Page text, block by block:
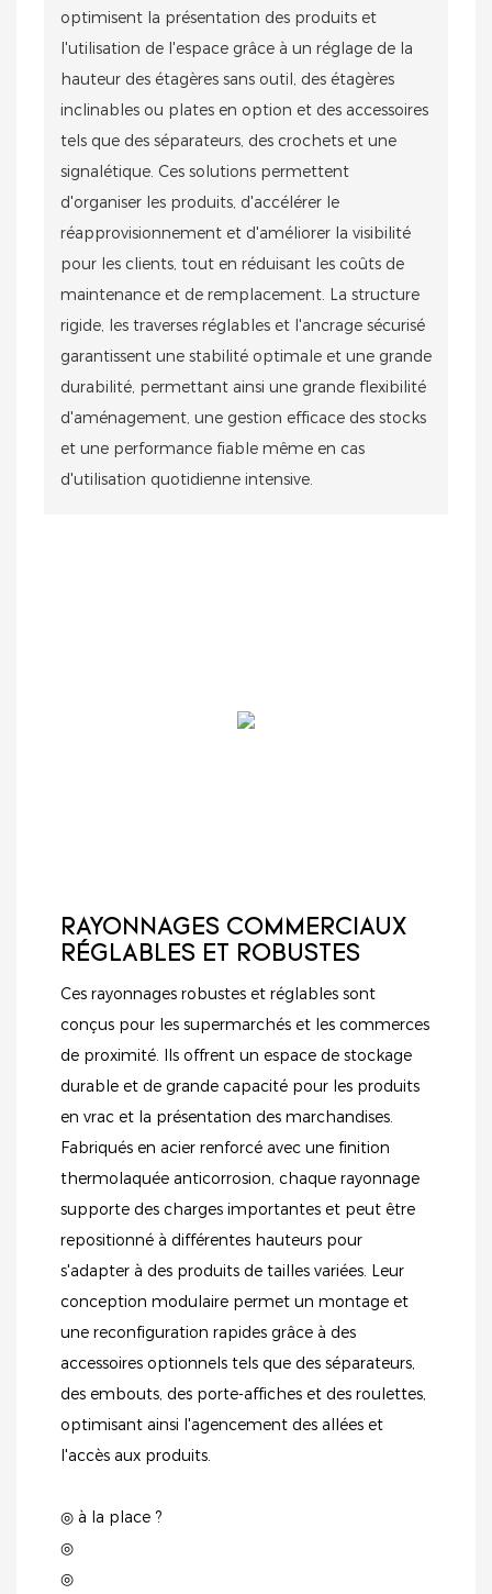
optimisent la présentation des produits et
l'utilisation de l'espace grâce à un réglage de la
hauteur des étagères sans outil, des étagères
inclinables ou plates en option et des accessoires
tels que des séparateurs, des crochets et une
signalétique. Ces solutions permettent
d'organiser les produits, d'accélérer le
réapprovisionnement et d'améliorer la visibilité
pour les clients, tout en réduisant les coûts de
maintenance et de remplacement. La structure
rigide, les traverses réglables et l'ancrage sécurisé
garantissent une stabilité optimale et une grande
durabilité, permettant ainsi une grande flexibilité
d'aménagement, une gestion efficace des stocks
et une performance fiable même en cas
d'utilisation quotidienne intensive.
RAYONNAGES COMMERCIAUX
RÉGLABLES ET ROBUSTES
Ces rayonnages robustes et réglables sont
conçus pour les supermarchés et les commerces
de proximité. Ils offrent un espace de stockage
durable et de grande capacité pour les produits
en vrac et la présentation des marchandises.
Fabriqués en acier renforcé avec une finition
thermolaquée anticorrosion, chaque rayonnage
supporte des charges importantes et peut être
repositionné à différentes hauteurs pour
s'adapter à des produits de tailles variées. Leur
conception modulaire permet un montage et
une reconfiguration rapides grâce à des
accessoires optionnels tels que des séparateurs,
des embouts, des porte-affiches et des roulettes,
optimisant ainsi l'agencement des allées et
l'accès aux produits.
◎ à la place ?
◎
◎